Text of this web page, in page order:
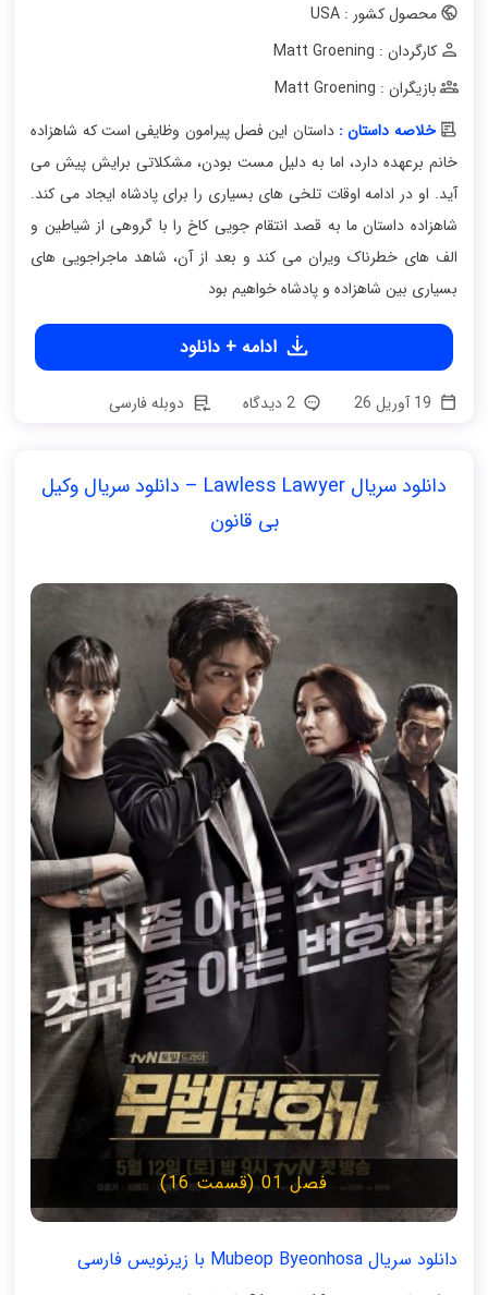
محصول کشور : USA
کارگردان : Matt Groening
بازیگران : Matt Groening
خلاصه داستان :داستان این فصل پیرامون وظایفی است که شاهزاده
خانم برعهده دارد، اما به دلیل مست بودن، مشکلاتی برایش پیش می
آید. او در ادامه اوقات تلخی های بسیاری را برای پادشاه ایجاد می کند.
شاهزاده داستان ما به قصد انتقام جویی کاخ را با گروهی از شیاطین و
الف های خطرناک ویران می کند و بعد از آن، شاهد ماجراجویی های
بسیاری بین شاهزاده و پادشاه خواهیم بود
ادامه + دانلود
2 دیدگاه دوبله فارسی
دانلود سریال Lawless Lawyer – دانلود سریال وکیل
بی قانون
فصل 01 (قسمت 16)
دانلود سریال Mubeop Byeonhosa با زیرنویس فارسی